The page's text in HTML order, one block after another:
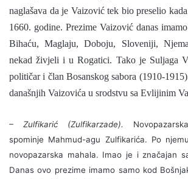
naglašava da je Vaizović tek bio preselio
1660. godine. Prezime Vaizović danas
Bihaću, Maglaju, Doboju, Sloveniji,
nekad živjeli i u Rogatici. Tako je Suljaga
političar i član Bosanskog sabora (1910-
današnjih Vaizovića u srodstvu sa Evlijinim
– Zulfikarić (Zulfikarzade).
spominje Mahmud-agu Zulfikarića. Po
novopazarska mahala. Imao je i značajan
Danas ovo prezime imamo samo kod